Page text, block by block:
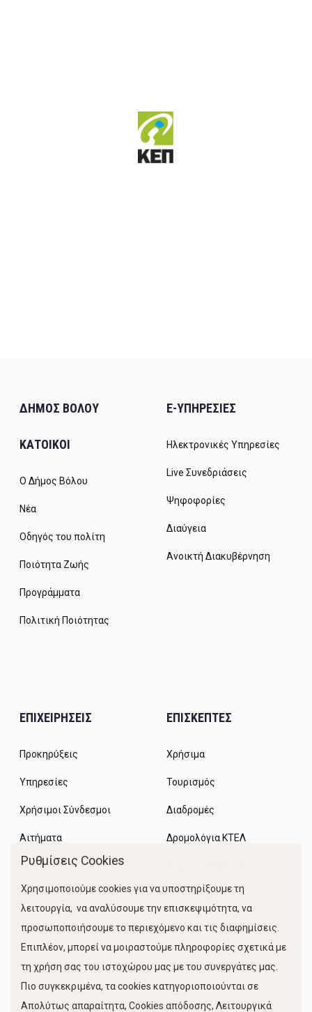
ΔΗΜΟΣ ΒΟΛΟΥ
ΚΑΤΟΙΚΟΙ
Ο Δήμος Βόλου
Νέα
Οδηγός του πολίτη
Ποιότητα Ζωής
Προγράμματα
Πολιτική Ποιότητας
E-ΥΠΗΡΕΣΙΕΣ
Ηλεκτρονικές Υπηρεσίες
Live Συνεδριάσεις
Ψηφοφορίες
Διαύγεια
Ανοικτή Διακυβέρνηση
ΕΠΙΧΕΙΡΗΣΕΙΣ
Προκηρύξεις
Υπηρεσίες
Χρήσιμοι Σύνδεσμοι
Αιτήματα
ΕΠΙΣΚΕΠΤΕΣ
Χρήσιμα
Τουρισμός
Διαδρομές
Δρομολόγια ΚΤΕΛ
Κίνηση Λιμένος
Ρυθμίσεις Cookies
Χρησιμοποιούμε cookies για να υποστηρίξουμε τη
λειτουργία, να αναλύσουμε την επισκεψιμότητα, να
προσωποποιήσουμε το περιεχόμενο και τις διαφημίσεις.
Επιπλέον, μπορεί να μοιραστούμε πληροφορίες σχετικά με
τη χρήση σας του ιστοχώρου μας με του συνεργάτες μας.
Πιο συγκεκριμένα, τα cookies κατηγοριοποιούνται σε
Απολύτως απαραίτητα, Cookies απόδοσης, Λειτουργικά